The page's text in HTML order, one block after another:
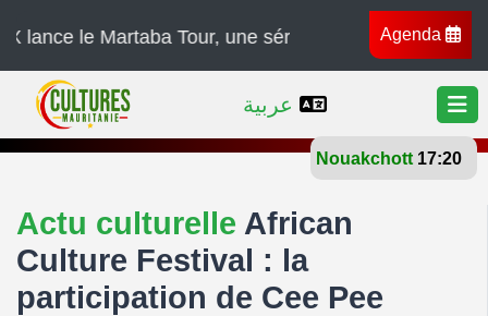
Agenda
le Martaba Tour, une série de concerts à travers
Nouakchott 28°
عربية
Actu culturelle African
Culture Festival : la
participation de Cee Pee